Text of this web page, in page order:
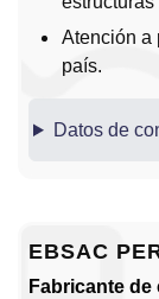
Atención a
país.
Datos de
EBSAC
Fabricante de